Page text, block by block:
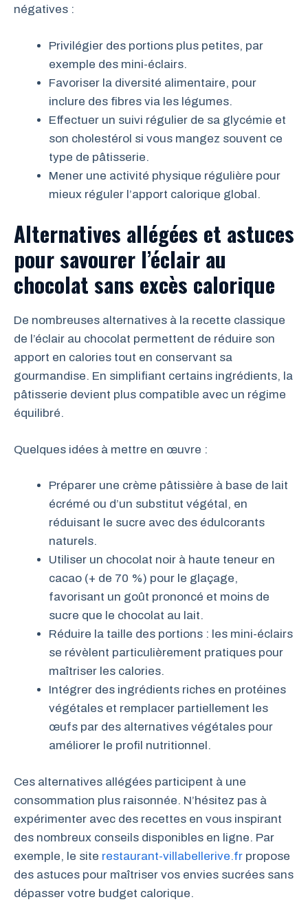
négatives :
Privilégier des portions plus petites, par
exemple des mini-éclairs.
Favoriser la diversité alimentaire, pour
inclure des fibres via les légumes.
Effectuer un suivi régulier de sa glycémie et
son cholestérol si vous mangez souvent ce
type de pâtisserie.
Mener une activité physique régulière pour
mieux réguler l’apport calorique global.
Alternatives allégées et astuces
pour savourer l’éclair au
chocolat sans excès calorique
De nombreuses alternatives à la recette classique
de l’éclair au chocolat permettent de réduire son
apport en calories tout en conservant sa
gourmandise. En simplifiant certains ingrédients, la
pâtisserie devient plus compatible avec un régime
équilibré.
Quelques idées à mettre en œuvre :
Préparer une crème pâtissière à base de lait
écrémé ou d’un substitut végétal, en
réduisant le sucre avec des édulcorants
naturels.
Utiliser un chocolat noir à haute teneur en
cacao (+ de 70 %) pour le glaçage,
favorisant un goût prononcé et moins de
sucre que le chocolat au lait.
Réduire la taille des portions : les mini-éclairs
se révèlent particulièrement pratiques pour
maîtriser les calories.
Intégrer des ingrédients riches en protéines
végétales et remplacer partiellement les
œufs par des alternatives végétales pour
améliorer le profil nutritionnel.
Ces alternatives allégées participent à une
consommation plus raisonnée. N’hésitez pas à
expérimenter avec des recettes en vous inspirant
des nombreux conseils disponibles en ligne. Par
exemple, le site restaurant-villabellerive.fr propose
des astuces pour maîtriser vos envies sucrées sans
dépasser votre budget calorique.